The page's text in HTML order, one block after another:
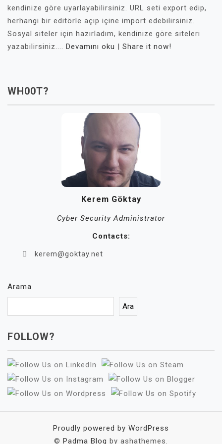
kendinize göre uyarlayabilirsiniz. URL seti export edip,
herhangi bir editörle açıp içine import edebilirsiniz.
Sosyal siteler için hazırladım, kendinize göre siteleri
yazabilirsiniz.... Devamını oku | Share it now!
WH00T?
Kerem Göktay
Cyber Security Administrator
Contacts:
kerem@goktay.net
Arama
Ara
FOLLOW?
Proudly powered by WordPress
© Padma Blog by ashathemes.